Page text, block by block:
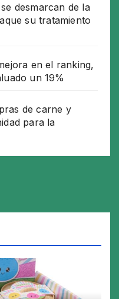
desmarcan de la
su tratamiento
en el ranking,
un 19%
de carne y
para la